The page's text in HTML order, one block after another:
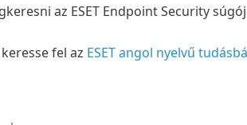
az ESET Endpoint Security
fel az ESET angol nyelvű